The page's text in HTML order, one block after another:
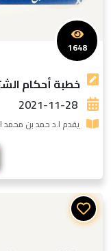
خطبة أحكام
2021-11-28
يقدم ا.د حمد بن محمد
1648